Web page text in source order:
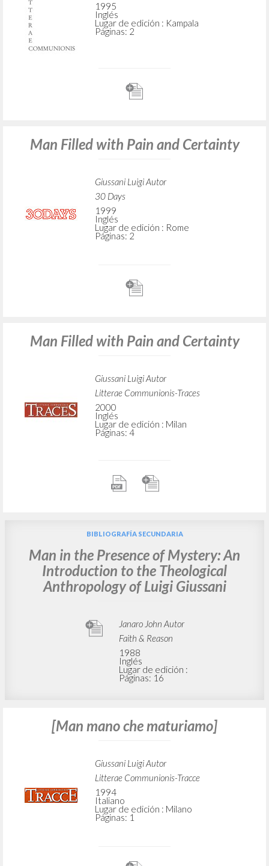
1995
Inglés
Lugar de edición : Kampala
Páginas: 2
Man Filled with Pain and Certainty
Giussani Luigi Autor
30 Days
1999
Inglés
Lugar de edición : Rome
Páginas: 2
Man Filled with Pain and Certainty
Giussani Luigi Autor
Litterae Communionis-Traces
2000
Inglés
Lugar de edición : Milan
Páginas: 4
BIBLIOGRAFÍA SECUNDARIA
Man in the Presence of Mystery: An
Introduction to the Theological
Anthropology of Luigi Giussani
Janaro John Autor
Faith & Reason
1988
Inglés
Lugar de edición :
Páginas: 16
[Man mano che maturiamo]
Giussani Luigi Autor
Litterae Communionis-Tracce
1994
Italiano
Lugar de edición : Milano
Páginas: 1